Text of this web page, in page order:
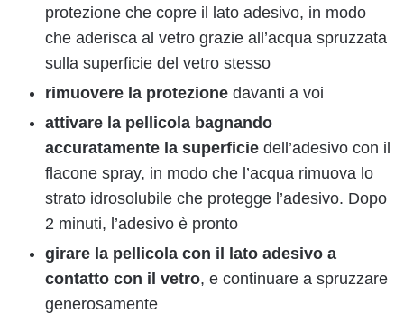
protezione che copre il lato adesivo, in modo
che aderisca al vetro grazie all’acqua spruzzata
sulla superficie del vetro stesso
rimuovere la protezione davanti a voi
attivare la pellicola bagnando
accuratamente la superficie dell’adesivo con il
flacone spray, in modo che l’acqua rimuova lo
strato idrosolubile che protegge l’adesivo. Dopo
2 minuti, l’adesivo è pronto
girare la pellicola con il lato adesivo a
contatto con il vetro, e continuare a spruzzare
generosamente